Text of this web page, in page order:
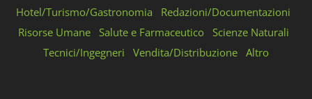
Hotel/Turismo/Gastronomia
Redazioni/Documentazioni
Risorse Umane
Salute e Farmaceutico
Scienze Naturali
Tecnici/Ingegneri
Vendita/Distribuzione Altro